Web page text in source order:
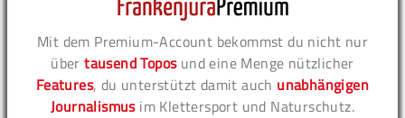
Mit dem Premium-Account bekommst du nicht nur
übertausend Toposund eine Menge nützlicher
Features, du unterstützt damit auch unabhängigen
Journalismusim Klettersport und Naturschutz.